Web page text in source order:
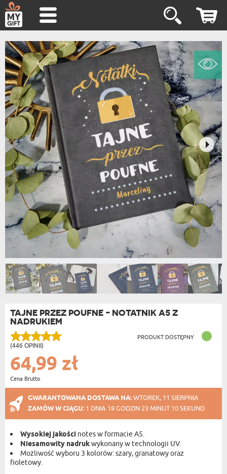
TAJNE PRZEZ POUFNE - NOTATNIK A5 Z
NADRUKIEM
(446 OPINII)
PRODUKT DOSTĘPNY
64,99 zł
Cena Brutto
GWARANTOWANA DOSTAWA NA:WTOREK, 11 SIERPNIA
ZAMÓW W CIĄGU: 1 DNIA 18 GODZIN 23 MINUT 09 SEKUND
Wysokiej jakości notes w formacie A5.
Niesamowity nadrukwykonany w technologii UV.
Możliwość wyboru 3 kolorów: szary, granatowy oraz
fioletowy.